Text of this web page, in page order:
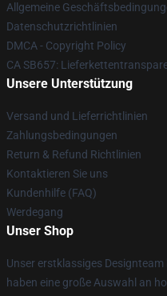
Allgemeine
Datenschutzrichtlinien
DMCA - Copyright Policy
CA SB657:
Unsere Unterstützung
Versand und Lieferrichtlinien
Zahlungsbedingungen
Return & Refund Richtlinien
Kontaktieren Sie uns
Kundenhilfe (FAQ)
Werdegang
Unser Shop
Unser erstklassiges
haben eine große Auswahl an